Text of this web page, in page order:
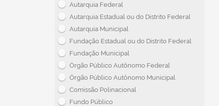
Autarquia Federal
Autarquia Estadual ou do Distrito Federal
Autarquia Municipal
Fundação Estadual ou do Distrito Federal
Fundação Municipal
Órgão Público Autônomo Federal
Órgão Público Autônomo Municipal
Comissão Polinacional
Fundo Público